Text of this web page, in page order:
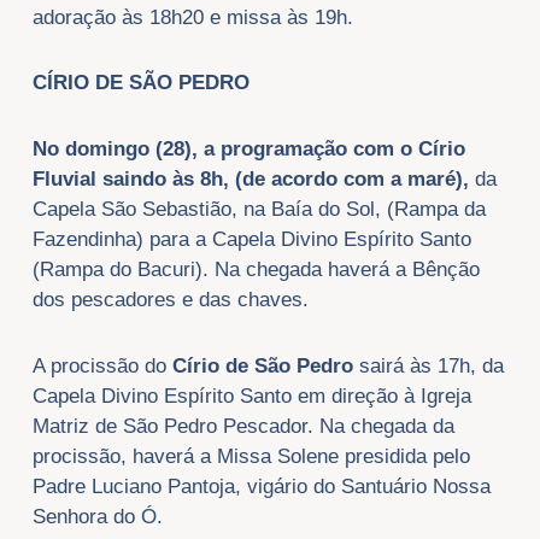
adoração às 18h20 e missa às 19h.
CÍRIO DE SÃO PEDRO
No domingo (28), a programação com o Círio
Fluvial saindo às 8h, (de acordo com a maré), da
Capela São Sebastião, na Baía do Sol, (Rampa da
Fazendinha) para a Capela Divino Espírito Santo
(Rampa do Bacuri). Na chegada haverá a Bênção
dos pescadores e das chaves.
A procissão do Círio de São Pedro sairá às 17h, da
Capela Divino Espírito Santo em direção à Igreja
Matriz de São Pedro Pescador. Na chegada da
procissão, haverá a Missa Solene presidida pelo
Padre Luciano Pantoja, vigário do Santuário Nossa
Senhora do Ó.